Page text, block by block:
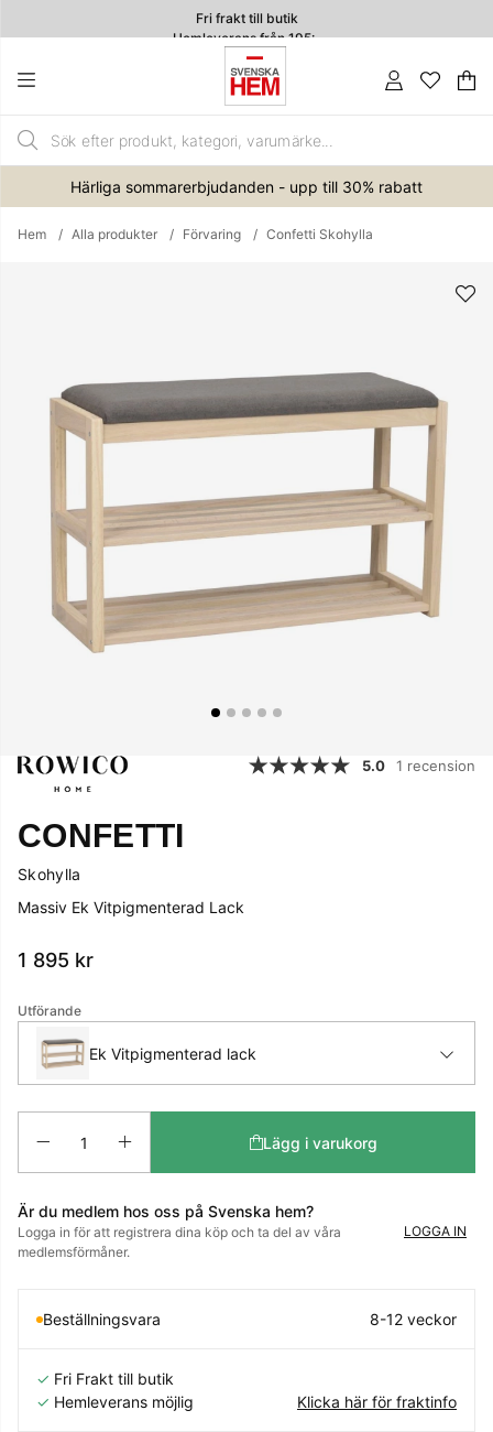
Fri frakt till butik
Hemleverans från 195:-
4.7
.
Härliga sommarerbjudanden - upp till 30% rabatt
Hem Alla produkter Förvaring Confetti Skohylla
5.0 1 recension
CONFETTI
Skohylla
Massiv Ek Vitpigmenterad Lack
1 895 kr
Utförande
Ek Vitpigmenterad lack
Lägg i varukorg
Är du medlem hos oss på Svenska hem?
Logga in för att registrera dina köp och ta del av våra
medlemsförmåner.
LOGGA IN
Beställningsvara 8-12 veckor
✓ Fri Frakt till butik
✓ Hemleverans möjlig Klicka här för fraktinfo